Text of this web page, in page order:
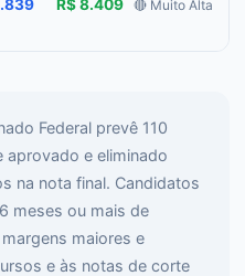
R$ 8.409 🔴 Muito Alta
Federal prevê 110
e eliminado
na nota final. Candidatos
meses ou mais de
maiores e
e às notas de corte